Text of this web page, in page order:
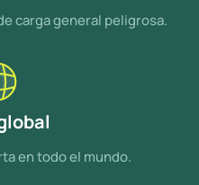
carga general peligrosa.
en todo el mundo.